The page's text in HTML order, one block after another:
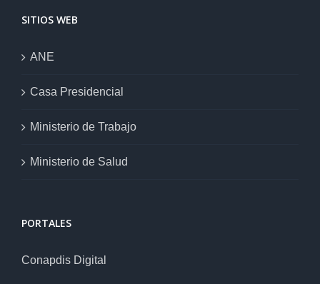
SITIOS WEB
ANE
Casa Presidencial
Ministerio de Trabajo
Ministerio de Salud
PORTALES
Conapdis Digital